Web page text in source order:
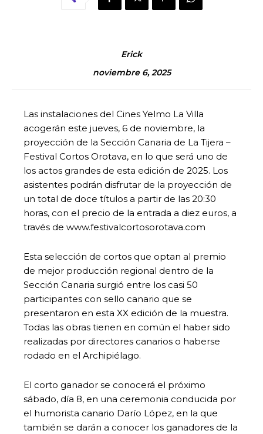
Erick
noviembre 6, 2025
Las instalaciones del Cines Yelmo La Villa
acogerán este jueves, 6 de noviembre, la
proyección de la Sección Canaria de La Tijera –
Festival Cortos Orotava, en lo que será uno de
los actos grandes de esta edición de 2025. Los
asistentes podrán disfrutar de la proyección de
un total de doce títulos a partir de las 20:30
horas, con el precio de la entrada a diez euros, a
través de www.festivalcortosorotava.com
Esta selección de cortos que optan al premio
de mejor producción regional dentro de la
Sección Canaria surgió entre los casi 50
participantes con sello canario que se
presentaron en esta XX edición de la muestra.
Todas las obras tienen en común el haber sido
realizadas por directores canarios o haberse
rodado en el Archipiélago.
El corto ganador se conocerá el próximo
sábado, día 8, en una ceremonia conducida por
el humorista canario Darío López, en la que
también se darán a conocer los ganadores de la